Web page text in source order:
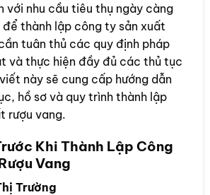
với nhu cầu tiêu thụ ngày càng
để thành lập công ty sản xuất
tuân thủ các quy định pháp
và thực hiện đầy đủ các thủ tục
này sẽ cung cấp hướng dẫn
hồ sơ và quy trình thành lập
rượu vang.
Khi Thành Lập Công
Vang
Trường